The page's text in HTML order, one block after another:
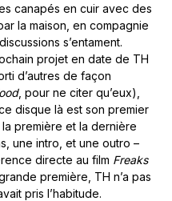
canapés en cuir avec des
la maison, en compagnie
s’entament.
projet en date de TH
d’autres de façon
, pour ne citer qu’eux),
disque là est son premier
la première et la dernière
une intro, et une outro –
directe au film Freaks
première, TH n’a pas
pris l’habitude.